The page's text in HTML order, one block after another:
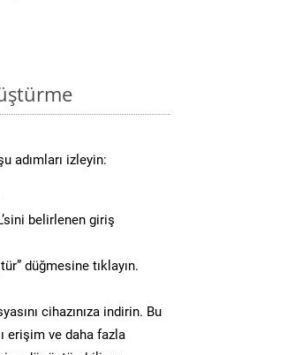
adımları izleyin:
belirlenen giriş
düğmesine tıklayın.
cihazınıza indirin. Bu
erişim ve daha fazla